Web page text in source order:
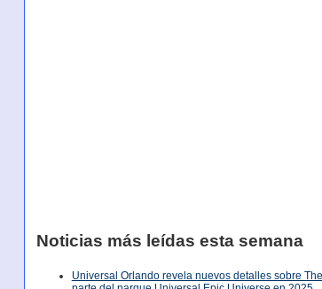
Noticias más leídas esta semana
Universal Orlando revela nuevos detalles sobre